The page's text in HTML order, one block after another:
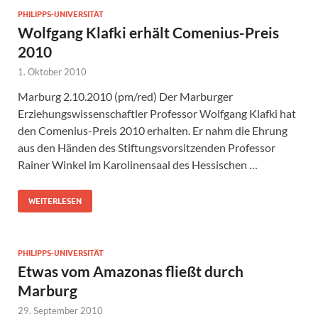
PHILIPPS-UNIVERSITÄT
Wolfgang Klafki erhält Comenius-Preis
2010
1. Oktober 2010
Marburg 2.10.2010 (pm/red) Der Marburger
Erziehungswissenschaftler Professor Wolfgang Klafki hat
den Comenius-Preis 2010 erhalten. Er nahm die Ehrung
aus den Händen des Stiftungsvorsitzenden Professor
Rainer Winkel im Karolinensaal des Hessischen …
WEITERLESEN
PHILIPPS-UNIVERSITÄT
Etwas vom Amazonas fließt durch
Marburg
29. September 2010